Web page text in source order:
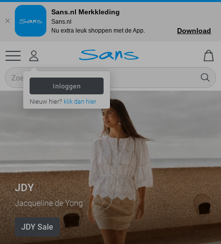
Inloggen
Nieuw hier? klik dan hier
JDY
Jacqueline de Yong
JDY Sale
Sans.nl Merkkleding
Sans.nl
Nu extra leuk shoppen met de App.
Download